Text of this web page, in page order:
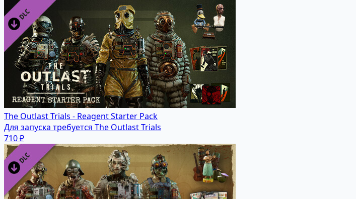
The Outlast Trials - Reagent Starter Pack
Для запуска требуется The Outlast Trials
710 ₽